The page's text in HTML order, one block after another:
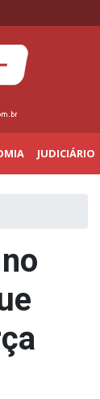
JUDICIÁRIO